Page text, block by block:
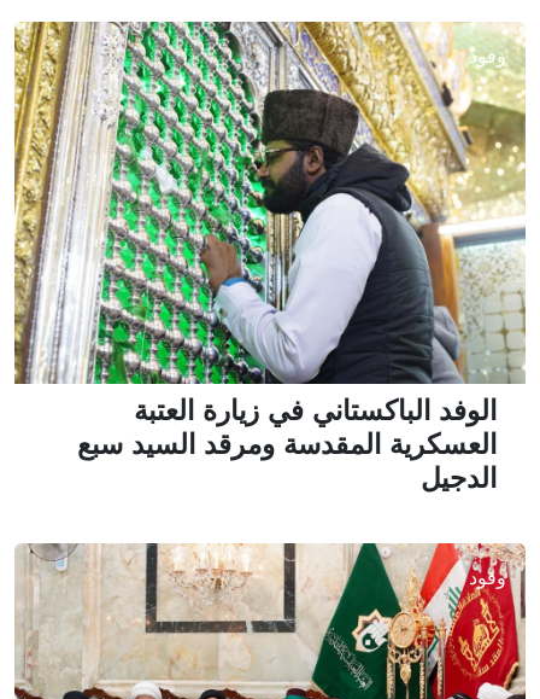
وفود
الوفد الباكستاني في زيارة العتبة
العسكرية المقدسة ومرقد السيد سبع
الدجيل
وفود